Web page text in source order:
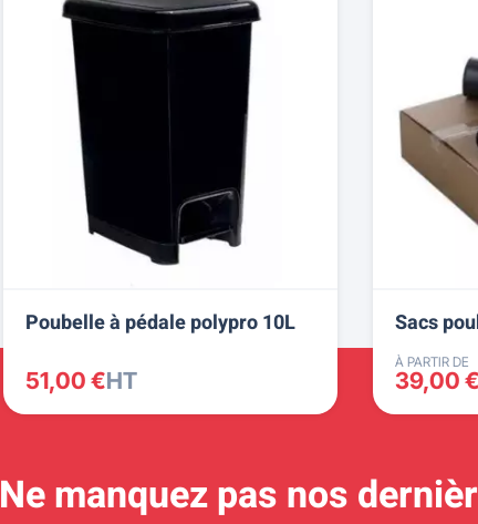
Poubelle à pédale polypro 10L
51,00 €HT
Sacs
À PARTIR DE
39,00 €
Ne manquez pas nos